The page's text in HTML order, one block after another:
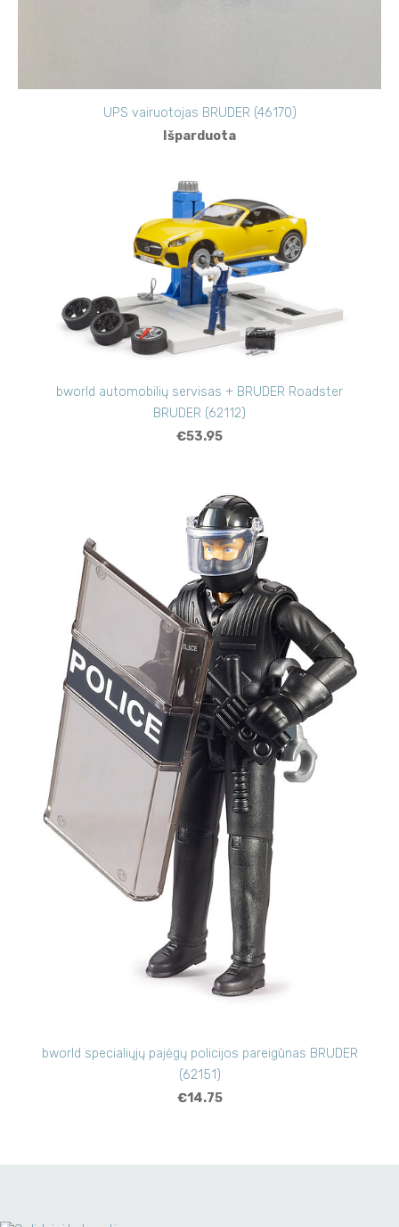
UPS vairuotojas BRUDER (46170)
Išparduota
bworld automobilių servisas + BRUDER Roadster
BRUDER (62112)
€53.95
bworld specialiųjų pajėgų policijos pareigūnas BRUDER
(62151)
€14.75